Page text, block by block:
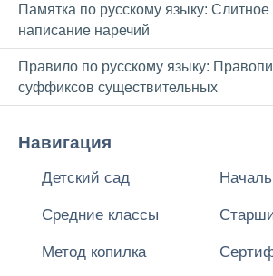
Памятка по русскому языку: Слитное
написание наречий
Правило по русскому языку:
суффиксов существительных
Навигация
Детский сад
Средние классы
Метод копилка